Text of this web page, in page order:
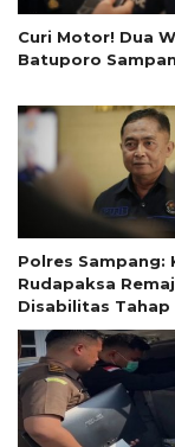
Curi Motor! Dua
Batuporo
Polres Sampang:
Rudapaksa
Disabilitas Tahap